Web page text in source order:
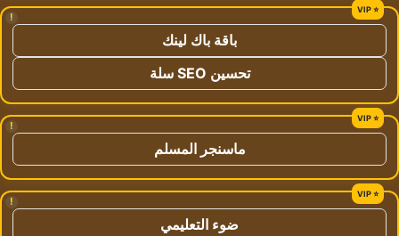
!
باقة باك لينك
تحسين SEO سلة
!
ماسنجر المسلم
!
ضوء التعليمي